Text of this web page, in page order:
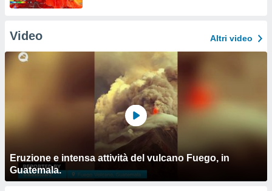
Video Altri video
Eruzione e intensa attività del vulcano Fuego, in
Guatemala.